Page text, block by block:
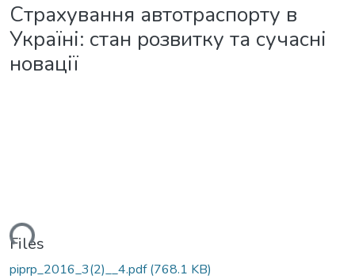
Страхування автотраспорту в
Україні: стан розвитку та сучасні
новації
Files
piprp_2016_3(2)__4.pdf(768.1 KB)